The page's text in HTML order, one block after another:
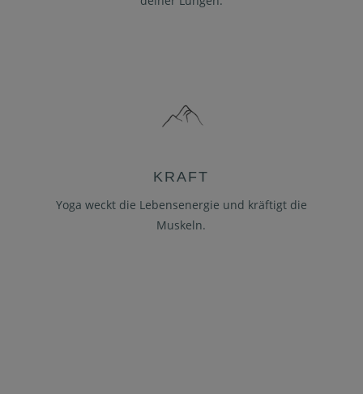
KRAFT
Yoga weckt die Lebensenergie und kräftigt die
Muskeln.